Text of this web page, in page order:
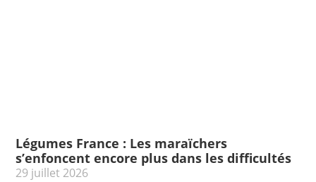
Légumes France : Les maraïchers
s’enfoncent encore plus dans les difficultés
29 juillet 2026